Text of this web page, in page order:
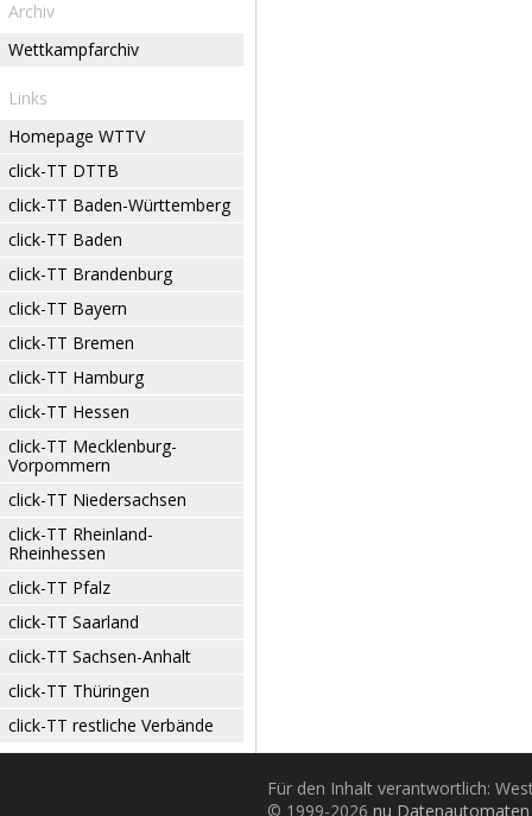
Archiv
Wettkampfarchiv
Links
Homepage WTTV
click-TT DTTB
click-TT Baden-Württemberg
click-TT Baden
click-TT Brandenburg
click-TT Bayern
click-TT Bremen
click-TT Hamburg
click-TT Hessen
click-TT Mecklenburg-
Vorpommern
click-TT Niedersachsen
click-TT Rheinland-
Rheinhessen
click-TT Pfalz
click-TT Saarland
click-TT Sachsen-Anhalt
click-TT Thüringen
click-TT restliche Verbände
Für den Inhalt verantwortlich:
© 1999-2026 nu